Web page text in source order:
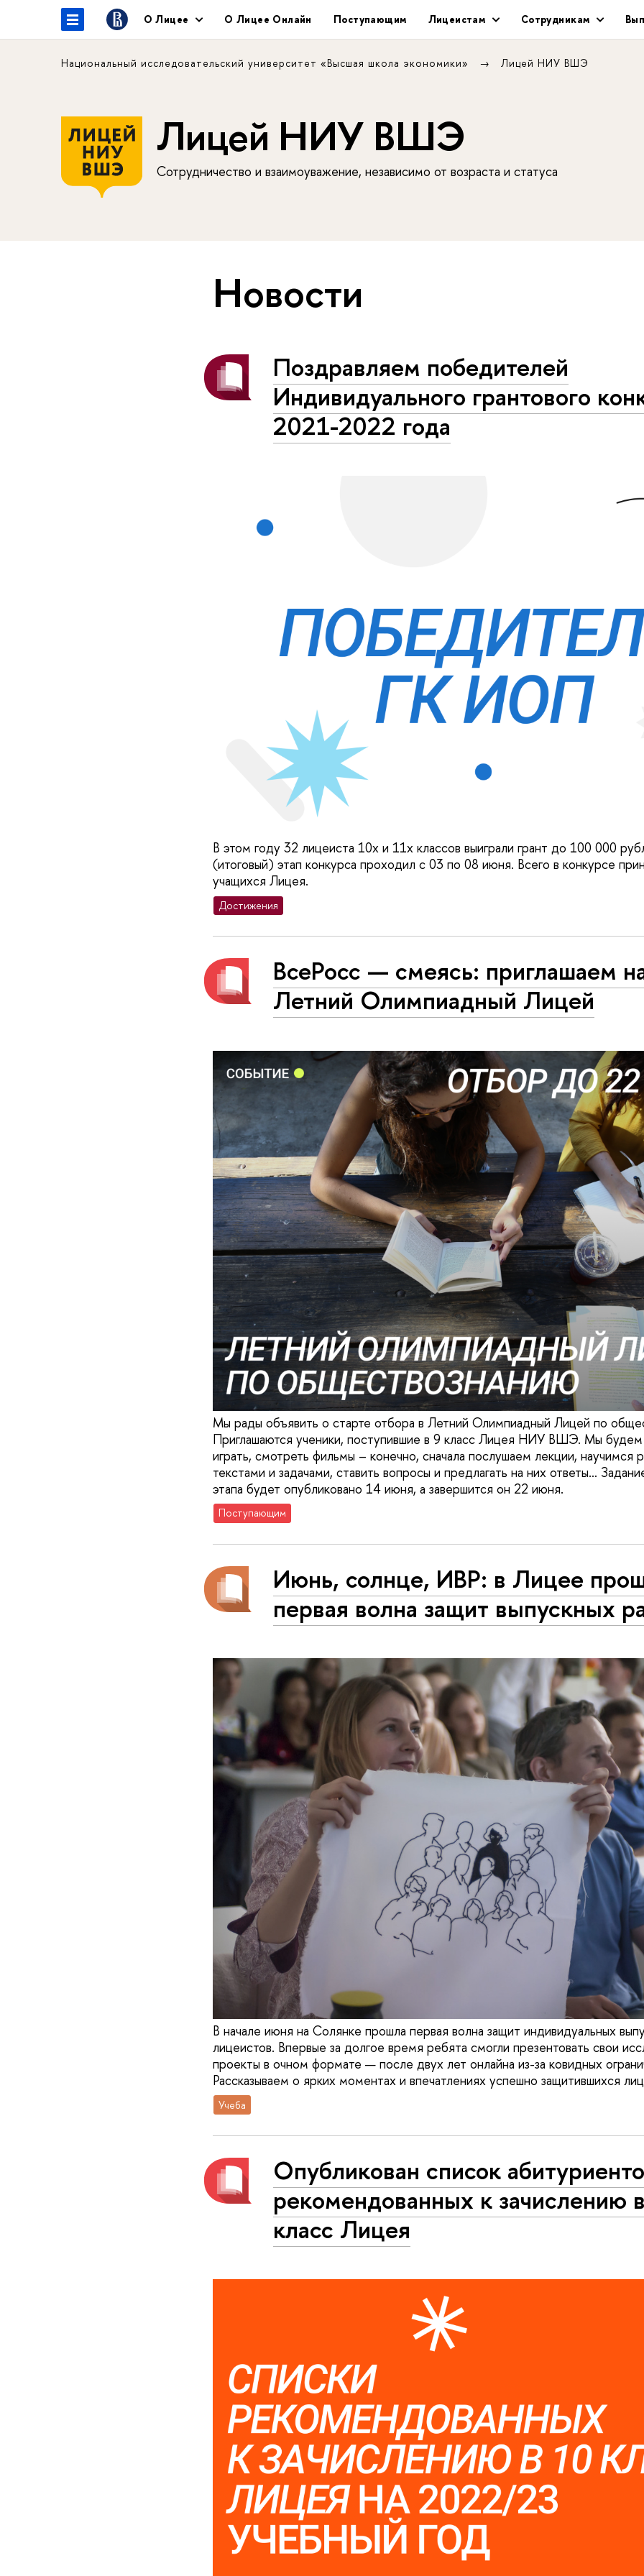
О Лицее О Лицее Онлайн Поступающим Лицеистам Сотрудникам
Национальный исследовательский университет «Высшая школа экономики» Лицей НИУ ВШЭ
Лицей НИУ ВШЭ
Сотрудничество и взаимоуважение, независимо от возраста и статуса
Новости
Поздравляем победителей
Индивидуального грантового
2021-2022 года
В этом году 32 лицеиста 10х и 11х классов выиграли грант до 100 000
(итоговый) этап конкурса проходил с 03 по 08 июня. Всего в конкурсе
учащихся Лицея.
Достижения
ВсеРосс — смеясь: приглашаем
Летний Олимпиадный Лицей
Мы рады объявить о старте отбора в Летний Олимпиадный Лицей по
Приглашаются ученики, поступившие в 9 класс Лицея НИУ ВШЭ. Мы будем
играть, смотреть фильмы – конечно, сначала послушаем лекции, научимся
текстами и задачами, ставить вопросы и предлагать на них ответы…
этапа будет опубликовано 14 июня, а завершится он 22 июня.
Поступающим
Июнь, солнце, ИВР: в Лицее
первая волна защит выпускных
В начале июня на Солянке прошла первая волна защит индивидуальных
лицеистов. Впервые за долгое время ребята смогли презентовать свои
проекты в очном формате — после двух лет онлайна из-за ковидных
Рассказываем о ярких моментах и впечатлениях успешно защитившихся
Учеба
Опубликован список
рекомендованных к зачислению
класс Лицея